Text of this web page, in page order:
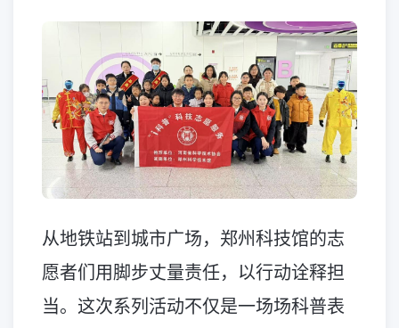
从地铁站到城市广场，郑州科技馆的志
愿者们用脚步丈量责任，以行动诠释担
当。这次系列活动不仅是一场场科普表